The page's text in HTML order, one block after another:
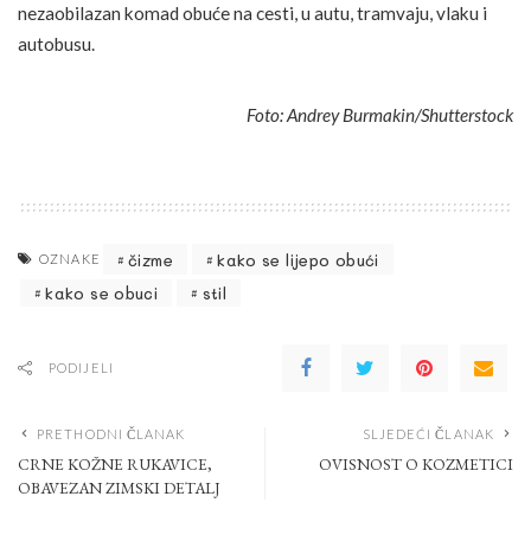
nezaobilazan komad obuće na cesti, u autu, tramvaju, vlaku i
autobusu.
Foto: Andrey Burmakin/Shutterstock
OZNAKE čizme
kako se lijepo obući
kako se obuci
stil
PODIJELI
PRETHODNI ČLANAK
CRNE KOŽNE RUKAVICE,
OBAVEZAN ZIMSKI DETALJ
SLJEDEĆI ČLANAK
OVISNOST O KOZMETICI